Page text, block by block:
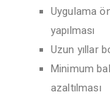
Uygulama
yapılması
Uzun yıllar
Minimum
azaltılması